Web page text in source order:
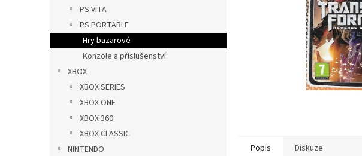
l
PS VITA
PS PORTABLE
Hry bazarové
Konzole a příslušenství
XBOX
XBOX SERIES
XBOX ONE
XBOX 360
XBOX CLASSIC
NINTENDO
Popis Diskuze